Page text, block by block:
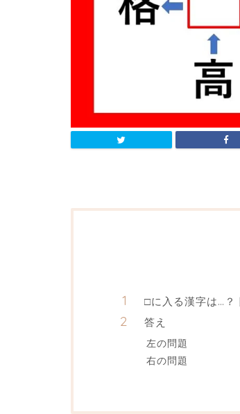
□に入る漢字は…？
答え
左の問題
右の問題